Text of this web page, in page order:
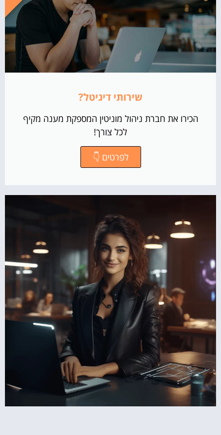
שירותי דיגיטל?
הכירו את חברת ניהול מוניטין המספקת מענה מקיף
לכל צורך!
לפרטים 👇